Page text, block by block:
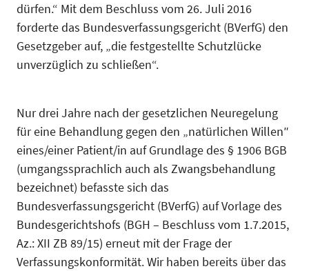
dürfen.“ Mit dem Beschluss vom 26. Juli 2016
forderte das Bundesverfassungsgericht (BVerfG) den
Gesetzgeber auf, „die festgestellte Schutzlücke
unverzüglich zu schließen“.
Nur drei Jahre nach der gesetzlichen Neuregelung
für eine Behandlung gegen den „natürlichen Willen″
eines/einer Patient/in auf Grundlage des § 1906 BGB
(umgangssprachlich auch als Zwangsbehandlung
bezeichnet) befasste sich das
Bundesverfassungsgericht (BVerfG) auf Vorlage des
Bundesgerichtshofs (BGH – Beschluss vom 1.7.2015,
Az.: XII ZB 89/15) erneut mit der Frage der
Verfassungskonformität. Wir haben bereits über das